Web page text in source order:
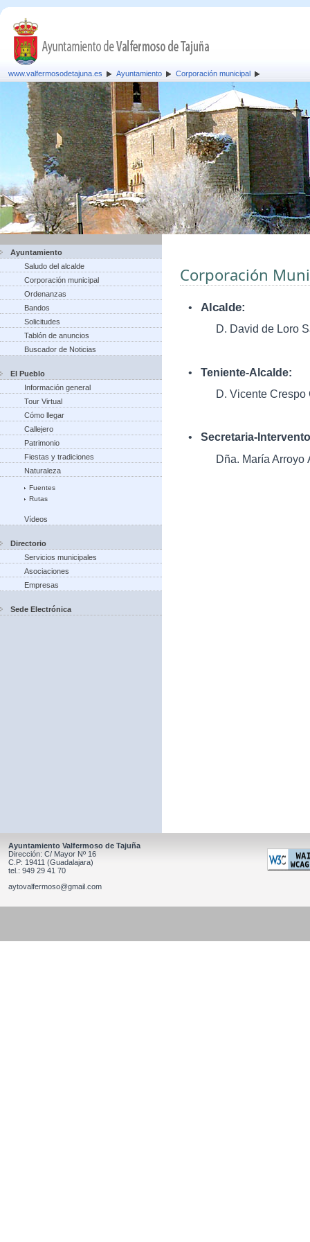
www.valfermosodetajuna.es Ayuntamiento Corporación municipal
Ayuntamiento
Saludo del alcalde
Corporación municipal
Ordenanzas
Bandos
Solicitudes
Tablón de anuncios
Buscador de Noticias
El Pueblo
Información general
Tour Virtual
Cómo llegar
Callejero
Patrimonio
Fiestas y tradiciones
Naturaleza
Fuentes
Rutas
Vídeos
Directorio
Servicios municipales
Asociaciones
Empresas
Sede Electrónica
Corporación
• Alcalde:
D. David de Loro
• Teniente-Alcalde:
D. Vicente Crespo
• Secretaria-
Dña. María Arroyo
Ayuntamiento Valfermoso de Tajuña
Dirección: C/ Mayor Nº 16
C.P: 19411 (Guadalajara)
tel.: 949 29 41 70
aytovalfermoso@gmail.com